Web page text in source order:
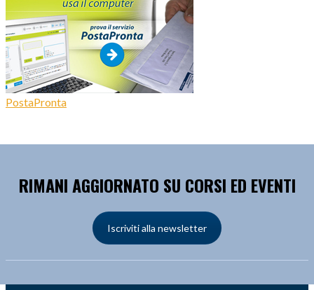
PostaPronta
RIMANI AGGIORNATO SU CORSI ED EVENTI
Iscriviti alla newsletter